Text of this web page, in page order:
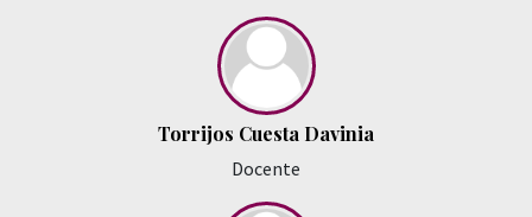
Torrijos Cuesta Davinia
Docente